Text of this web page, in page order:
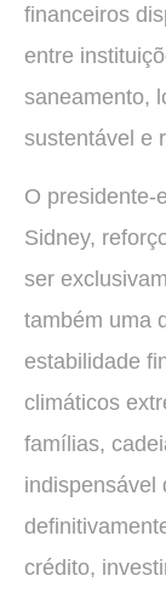
financeiros
entre
saneamento,
sustentável e
O presidente-
Sidney,
ser
também uma
estabilidade
climáticos
famílias,
indispensável
crédito,